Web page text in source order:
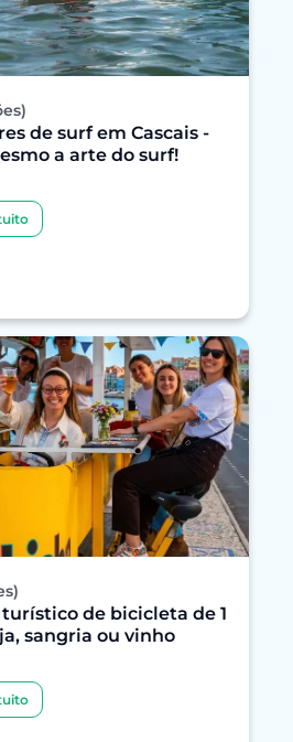
de surf em Cascais -
a arte do surf!
turístico de bicicleta de 1
sangria ou vinho